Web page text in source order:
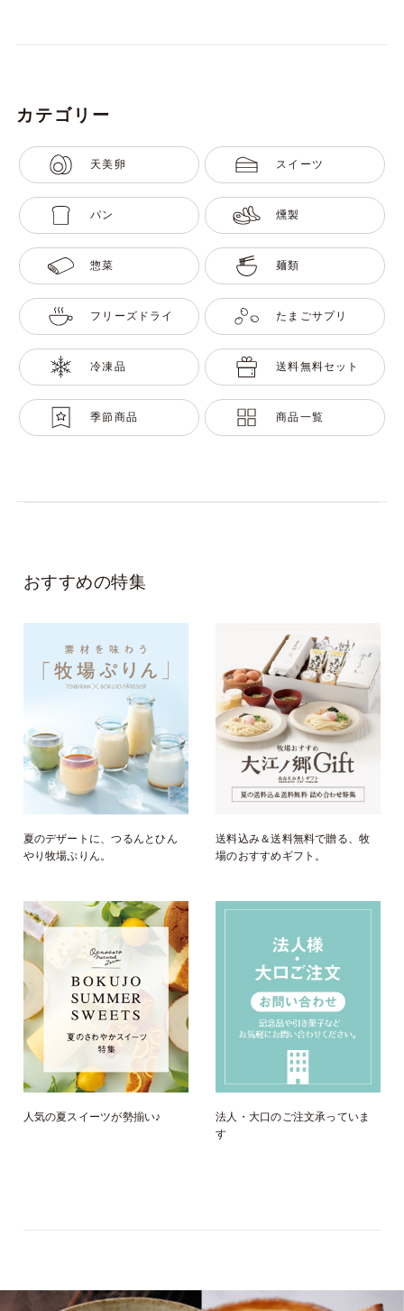
カテゴリー
天美卵 スイーツ
パン 燻製
惣菜 麺類
フリーズドライ たまごサプリ
冷凍品 送料無料セット
季節商品 商品一覧
おすすめの特集
夏のデザートに、つるんとひん
やり牧場ぷりん。
送料込み＆送料無料で贈る、牧
場のおすすめギフト。
人気の夏スイーツが勢揃い♪
法人・大口のご注文承っていま
す